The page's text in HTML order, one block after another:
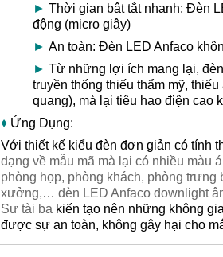
► Thời gian bật tắt nhanh: Đèn
động (micro giây)
► An toàn: Đèn LED Anfaco
► Từ những lợi ích mang lại,
truyền thống thiếu thẩm mỹ,
quang), mà lại tiêu hao điện
♦ Ứng Dụng:
Với thiết kế kiểu đèn đơn giản có tính
dạng về mẫu mã mà lại có nhiều màu
phòng họp, phòng khách, phòng
xưởng,… đèn LED Anfaco downlight
Sư tài ba kiến tạo nên những không
được sự an toàn, không gây hại cho